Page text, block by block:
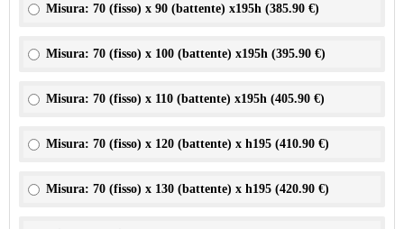
Misura: 70 (fisso) x 90 (battente) x195h (385.90 €)
Misura: 70 (fisso) x 100 (battente) x195h (395.90 €)
Misura: 70 (fisso) x 110 (battente) x195h (405.90 €)
Misura: 70 (fisso) x 120 (battente) x h195 (410.90 €)
Misura: 70 (fisso) x 130 (battente) x h195 (420.90 €)